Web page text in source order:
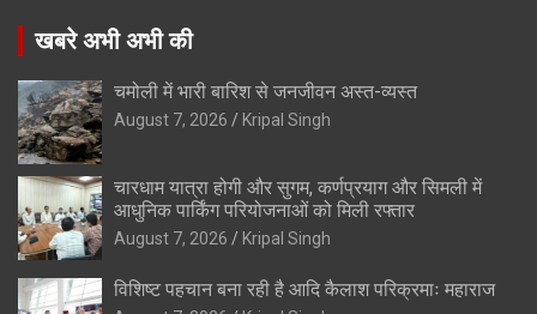
खबरे अभी अभी की
चमोली में भारी बारिश से जनजीवन अस्त-व्यस्त
August 7, 2026 Kripal Singh
चारधाम यात्रा होगी और सुगम, कर्णप्रयाग और सिमली में
आधुनिक पार्किंग परियोजनाओं को मिली रफ्तार
August 7, 2026 Kripal Singh
विशिष्ट पहचान बना रही है आदि कैलाश परिक्रमाः महाराज